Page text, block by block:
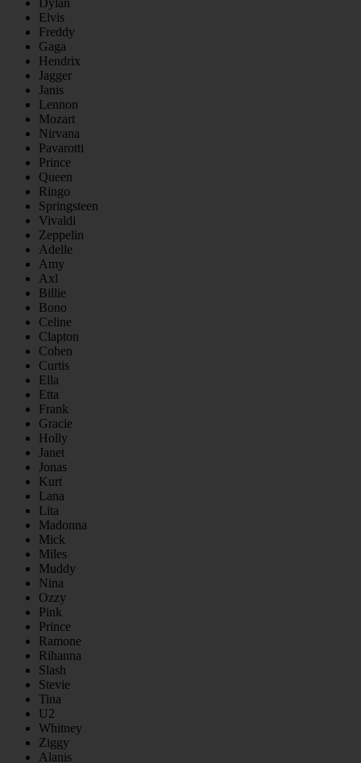
Dylan
Elvis
Freddy
Gaga
Hendrix
Jagger
Janis
Lennon
Mozart
Nirvana
Pavarotti
Prince
Queen
Ringo
Springsteen
Vivaldi
Zeppelin
Adelle
Amy
Axl
Billie
Bono
Celine
Clapton
Cohen
Curtis
Ella
Etta
Frank
Gracie
Holly
Janet
Jonas
Kurt
Lana
Lita
Madonna
Mick
Miles
Muddy
Nina
Ozzy
Pink
Prince
Ramone
Rihanna
Slash
Stevie
Tina
U2
Whitney
Ziggy
Alanis